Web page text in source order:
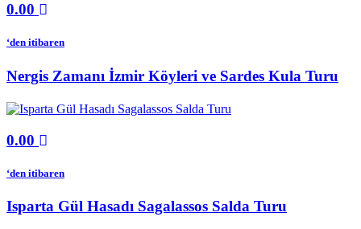
0.00
‘den itibaren
Nergis Zamanı İzmir Köyleri ve Sardes Kula Turu
0.00
‘den itibaren
Isparta Gül Hasadı Sagalassos Salda Turu